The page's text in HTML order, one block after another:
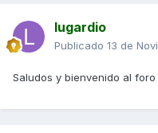
lugardio
Publicado 13 de
Saludos y bienvenido al